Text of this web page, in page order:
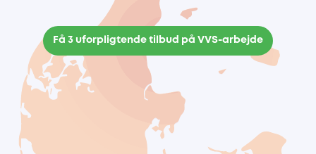
Få 3 uforpligtende tilbud på VVS-arbejde